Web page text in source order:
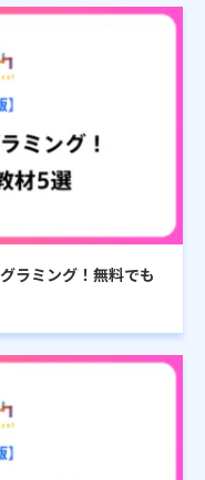
ラミング！無料でも